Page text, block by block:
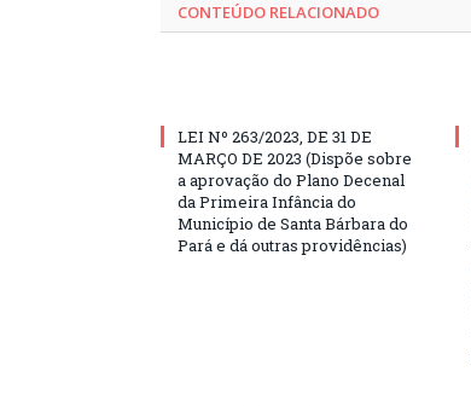
CONTEÚDO RELACIONADO
LEI Nº 263/2023, DE 31 DE
MARÇO DE 2023 (Dispõe sobre
a aprovação do Plano Decenal
da Primeira Infância do
Município de Santa Bárbara do
Pará e dá outras providências)